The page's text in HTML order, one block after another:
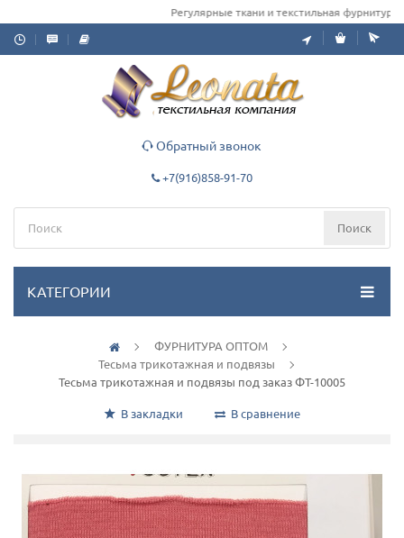
Регулярные ткани и текстильная фурнитура
Обратный звонок
+7(916)858-91-70
Поиск
КАТЕГОРИИ
ФУРНИТУРА ОПТОМ
Тесьма трикотажная и подвязы
Тесьма трикотажная и подвязы под заказ ФТ-10005
В закладки В сравнение